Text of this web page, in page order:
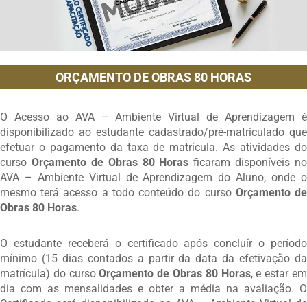
ORÇAMENTO DE OBRAS 80 HORAS
O Acesso ao AVA – Ambiente Virtual de Aprendizagem é
disponibilizado ao estudante cadastrado/pré-matriculado que
efetuar o pagamento da taxa de matrícula. As atividades do
curso Orçamento de Obras 80 Horas ficaram disponíveis no
AVA – Ambiente Virtual de Aprendizagem do Aluno, onde o
mesmo terá acesso a todo conteúdo do curso Orçamento de
Obras 80 Horas.
O estudante receberá o certificado após concluír o período
mínimo (15 dias contados a partir da data da efetivação da
matrícula) do cursoOrçamento de Obras 80 Horas, e estar em
dia com as mensalidades e obter a média na avaliação. O